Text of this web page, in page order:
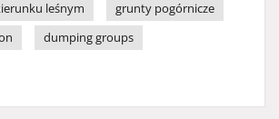
leśnym
grunty pogórnicze
dumping groups